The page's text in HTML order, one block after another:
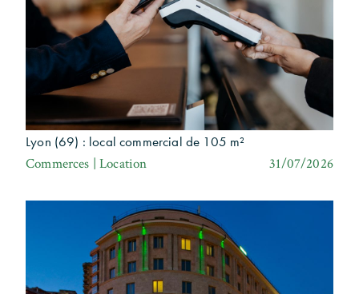
Lyon (69) : local commercial de 105 m²
Commerces | Location 31/07/2026